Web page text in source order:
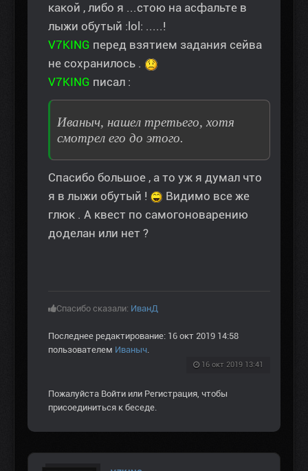
какой , либо я ...стою на асфальте в
лыжи обутый :lol: .....!
V7KING перед взятием задания сейва
не сохранилось .
V7KING писал :
Иваныч, нашел третьего, хотя
смотрел его до этого.
Спасибо большое , а то уж я думал что
я в лыжи обутый !
Видимо все же
глюк . А квест по самогоноварению
доделан или нет ?
Спасибо сказали: ИванД
Последнее редактирование: 16 окт 2019 14:58
пользователем Иваныч.
16 окт 2019 13:41
Пожалуйста Войти или Регистрация, чтобы
присоединиться к беседе.